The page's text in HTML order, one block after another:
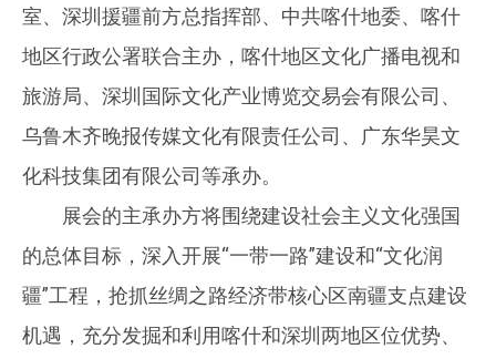
室、深圳援疆前方总指挥部、中共喀什地委、喀什
地区行政公署联合主办，喀什地区文化广播电视和
旅游局、深圳国际文化产业博览交易会有限公司、
乌鲁木齐晚报传媒文化有限责任公司、广东华昊文
化科技集团有限公司等承办。
展会的主承办方将围绕建设社会主义文化强国
的总体目标，深入开展“一带一路”建设和“文化润
疆”工程，抢抓丝绸之路经济带核心区南疆支点建设
机遇，充分发掘和利用喀什和深圳两地区位优势、